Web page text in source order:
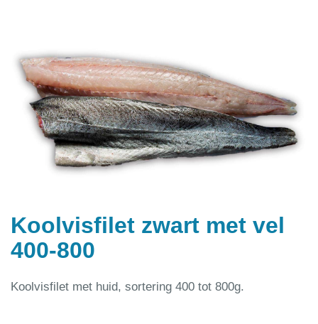
Koolvisfilet zwart met vel
400-800
Koolvisfilet met huid, sortering 400 tot 800g.